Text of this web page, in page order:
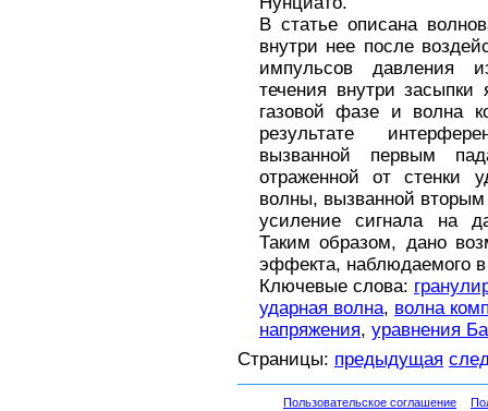
В статье описана
внутри нее после
импульсов давления
течения внутри
газовой фазе и волна
результате
вызванной первым
отраженной от стенки
волны, вызванной
усиление сигнала на
Таким образом, дано
эффекта, наблюдаемого
Ключевые слова:
ударная волна, волна
напряжения, уравнения
Страницы: предыдущая
Пользовательское соглашение